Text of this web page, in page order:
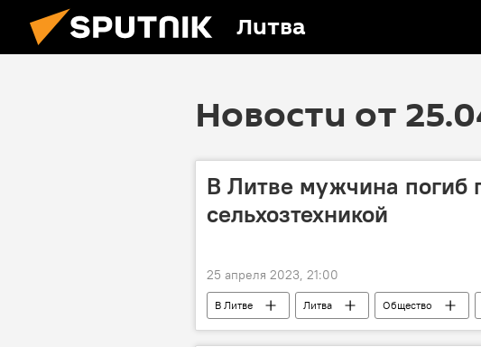
Литва
Новости от
В Литве мужчина погиб
сельхозтехникой
25 апреля 2023, 21:00
В Литве Литва Общество